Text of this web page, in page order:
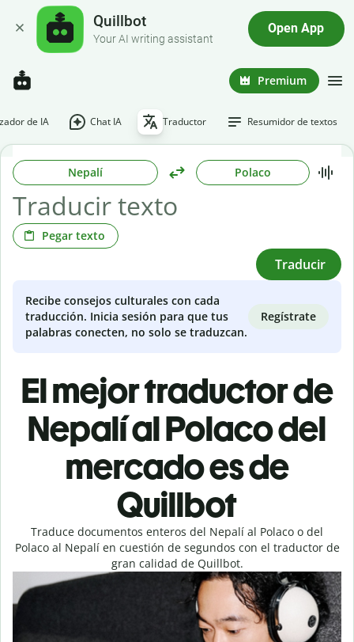
Quillbot
Your AI writing assistant
Open App
Premium
de IA Chat IA Traductor Resumidor de textos
Nepalí Polaco
Pegar texto
Traducir
Recibe consejos culturales con cada
traducción. Inicia sesión para que tus
palabras conecten, no solo se traduzcan.
Regístrate
El mejor traductor de
Nepalí al Polaco del
mercado es de
Quillbot
Traduce documentos enteros del Nepalí al Polaco o del
Polaco al Nepalí en cuestión de segundos con el traductor de
gran calidad de Quillbot.